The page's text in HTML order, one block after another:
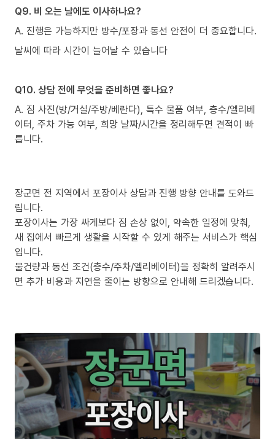
Q9. 비 오는 날에도 이사하나요?
A. 진행은 가능하지만 방수/포장과 동선 안전이 더 중요합니다.
날씨에 따라 시간이 늘어날 수 있습니다
Q10. 상담 전에 무엇을 준비하면 좋나요?
A. 짐 사진(방/거실/주방/베란다), 특수 물품 여부, 층수/엘리베
이터, 주차 가능 여부, 희망 날짜/시간을 정리해두면 견적이 빠
릅니다.
장군면 전 지역에서 포장이사 상담과 진행 방향 안내를 도와드
립니다.
포장이사는 가장 싸게보다 짐 손상 없이, 약속한 일정에 맞춰,
새 집에서 빠르게 생활을 시작할 수 있게 해주는 서비스가 핵심
입니다.
물건량과 동선 조건(층수/주차/엘리베이터)을 정확히 알려주시
면 추가 비용과 지연을 줄이는 방향으로 안내해 드리겠습니다.